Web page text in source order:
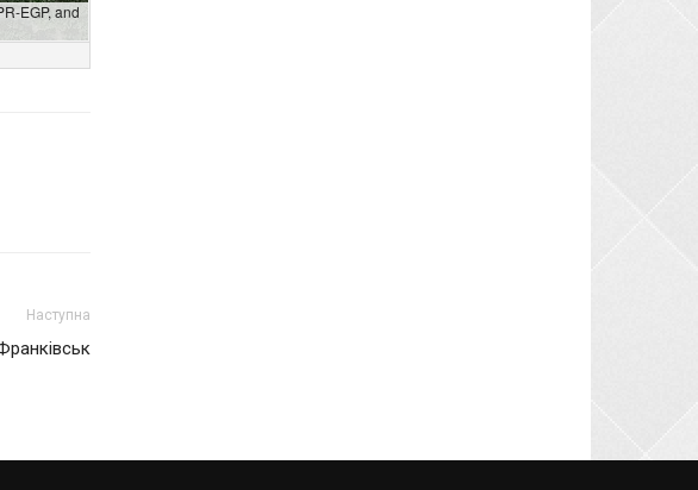
EGP, and
Наступна